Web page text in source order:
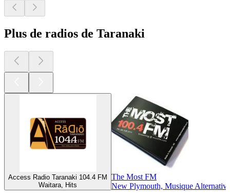
Plus de radios de Taranaki
Access Radio Taranaki 104.4 FM
Waitara, Hits
The Most FM
New Plymouth, Musique Alternative